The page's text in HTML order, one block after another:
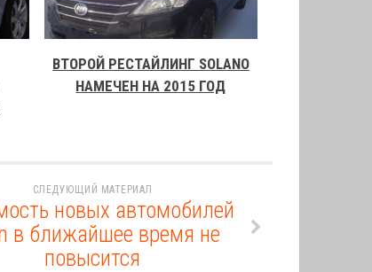
ВТОРОЙ РЕСТАЙЛИНГ SOLANO
НАМЕЧЕН НА 2015 ГОД
СЛЕДУЮЩИЙ МАТЕРИАЛ
новых автомобилей
в ближайшее время не
повысится